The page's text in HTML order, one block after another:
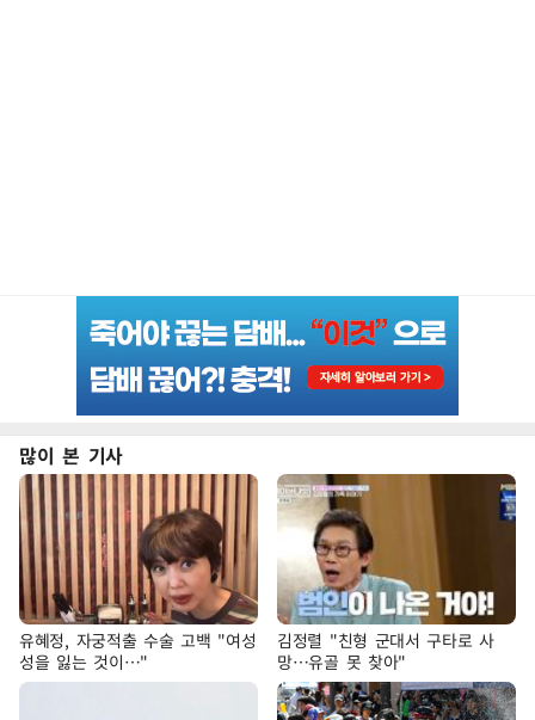
많이 본 기사
유혜정, 자궁적출 수술 고백 "여성
성을 잃는 것이…"
김정렬 "친형 군대서 구타로 사
망…유골 못 찾아"